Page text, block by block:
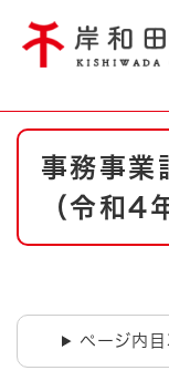
やさしい日本語
防災・
ハザー
本
事務事業
（令和4
ページ内目